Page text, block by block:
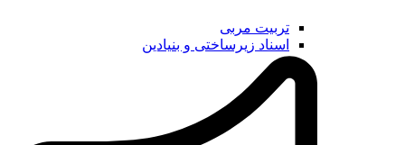
تربیت مربی
اسناد زیرساختی و بنیادین